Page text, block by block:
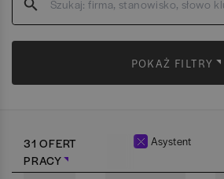
POKAŻ FILTRY
31 OFERT
PRACY
Asystent